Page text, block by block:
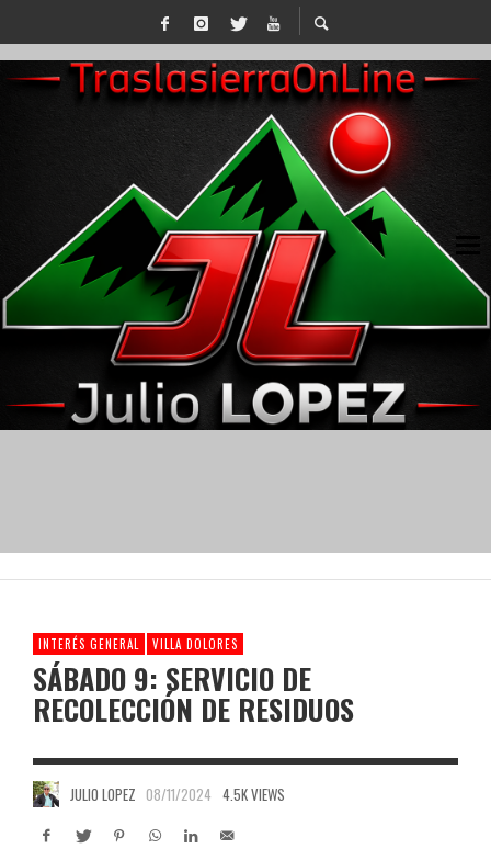
INTERÉS GENERAL VILLA DOLORES
SÁBADO 9: SERVICIO DE
RECOLECCIÓN DE RESIDUOS
JULIO LOPEZ 08/11/2024 4.5K VIEWS